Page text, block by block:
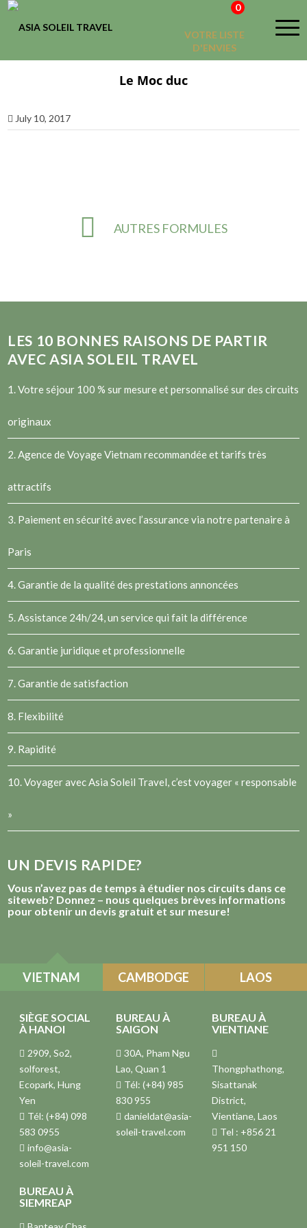
VOTRE LISTE
D'ENVIES
0
Le Moc duc
July 10, 2017
AUTRES FORMULES
LES 10 BONNES RAISONS DE PARTIR
AVEC ASIA SOLEIL TRAVEL
1. Votre séjour 100 % sur mesure et personnalisé sur des circuits
originaux
2.Agence de Voyage Vietnam recommandée et tarifs très
attractifs
3. Paiement en sécurité avec l’assurance via notre partenaire à
Paris
4. Garantie de la qualité des prestations annoncées
5. Assistance 24h/24, un service qui fait la différence
6. Garantie juridique et professionnelle
7. Garantie de satisfaction
8. Flexibilité
9. Rapidité
10. Voyager avec Asia Soleil Travel, c’est voyager « responsable
»
UN DEVIS RAPIDE?
Vous n’avez pas de temps à étudier nos circuits dans ce
siteweb? Donnez – nous quelques brèves informations
pour obtenir un devis gratuit et sur mesure!
VIETNAM CAMBODGE LAOS
SIÈGE SOCIAL
À HANOI
2909, So2,
solforest,
Ecopark, Hung
Yen
Tél: (+84) 098
583 0955
info@asia-
soleil-travel.com
BUREAU À
SAIGON
30A, Pham Ngu
Lao, Quan 1
Tél: (+84) 985
830 955
danieldat@asia-
soleil-travel.com
BUREAU À
VIENTIANE
Thongphathong,
Sisattanak
District,
Vientiane, Laos
Tel : +856 21
951 150
BUREAU À
SIEMREAP